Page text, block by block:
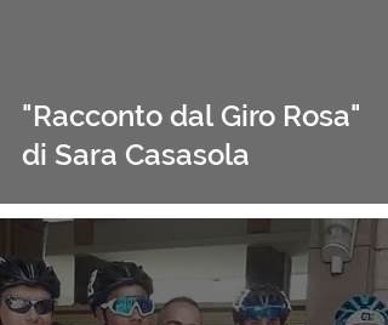
"Racconto dal Giro Rosa"
di Sara Casasola